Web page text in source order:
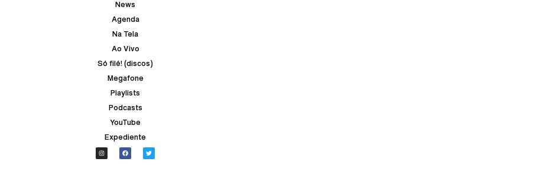
News
Agenda
Na Tela
Ao Vivo
Só filé! (discos)
Megafone
Playlists
Podcasts
YouTube
Expediente